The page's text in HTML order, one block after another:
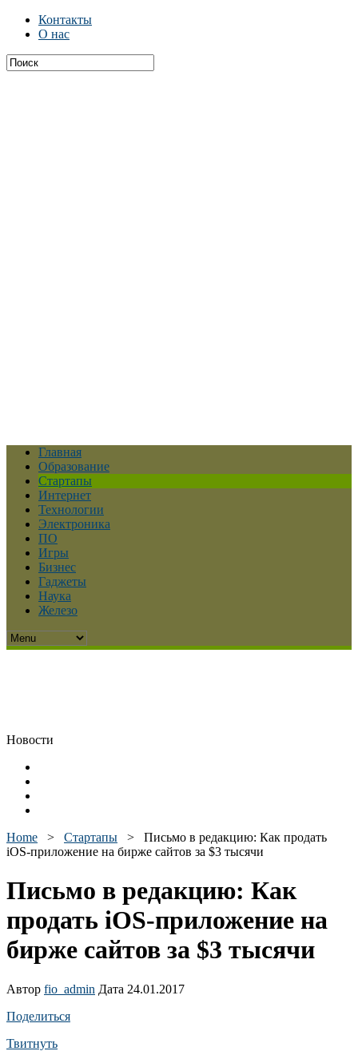
Контакты
О нас
Главная
Образование
Стартапы
Интернет
Технологии
Электроника
ПО
Игры
Бизнес
Гаджеты
Наука
Железо
Новости
Home > Стартапы > Письмо в редакцию: Как продать
iOS-приложение на бирже сайтов за $3 тысячи
Письмо в редакцию: Как
продать iOS-приложение на
бирже сайтов за $3 тысячи
Автор fio_admin Дата 24.01.2017
Поделиться
Твитнуть